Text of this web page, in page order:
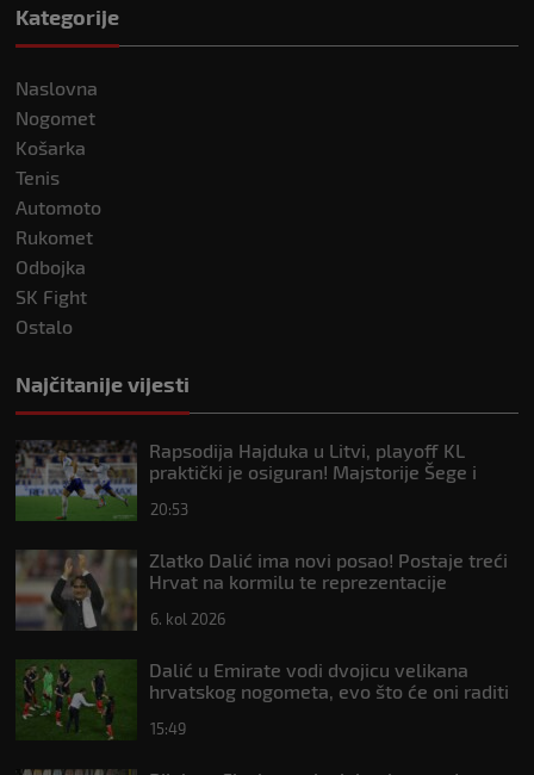
Kategorije
Naslovna
Nogomet
Košarka
Tenis
Automoto
Rukomet
Odbojka
SK Fight
Ostalo
Najčitanije vijesti
Rapsodija Hajduka u Litvi, playoff KL
praktički je osiguran! Majstorije Šege i
20:53
Zlatko Dalić ima novi posao! Postaje treći
Hrvat na kormilu te reprezentacije
6. kol 2026
Dalić u Emirate vodi dvojicu velikana
hrvatskog nogometa, evo što će oni raditi
15:49